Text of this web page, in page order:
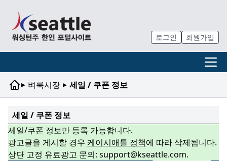
로그인 회원가입
▸ 벼룩시장 ▸ 세일 / 쿠폰 정보
세일 / 쿠폰 정보
세일/쿠폰 정보만 등록 가능합니다.
광고글을 게시할 경우 케이시애틀 정책에 따라 삭제됩니다.
상단 고정 유료광고 문의: support@kseattle.com.